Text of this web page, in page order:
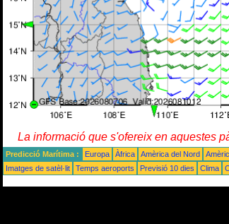
La informació que s'ofereix en aquestes
Predicció Marítima : Europa Àfrica Amèrica del Nord
Imatges de satèl·lit
Temps aeroports Previsió 10 dies Clima